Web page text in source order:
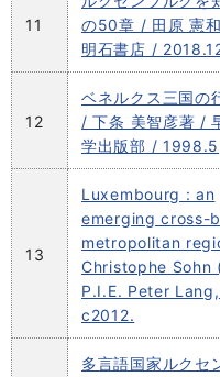
11
の50章 / 田原 憲
明石書店 /
12
ベネルクス三国の
/ 下条 美智彦著 /
学出版部 / 1998.5
13
Luxembourg : an
emerging cross-
metropolitan
Christophe Sohn
P.I.E. Peter
c2012.
多言語国家ルクセ